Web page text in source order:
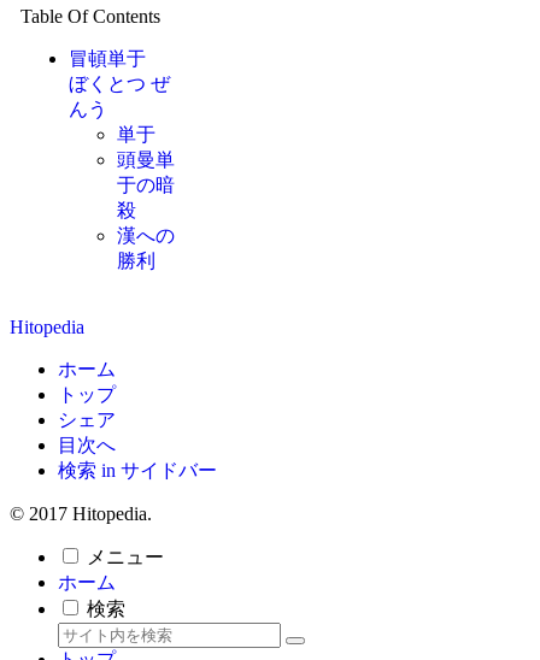
Table Of Contents
冒頓単于
ぼくとつ ぜ
んう
単于
頭曼単
于の暗
殺
漢への
勝利
Hitopedia
ホーム
トップ
シェア
目次へ
検索 in サイドバー
© 2017 Hitopedia.
メニュー
ホーム
検索